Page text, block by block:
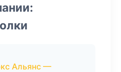
Альянс —